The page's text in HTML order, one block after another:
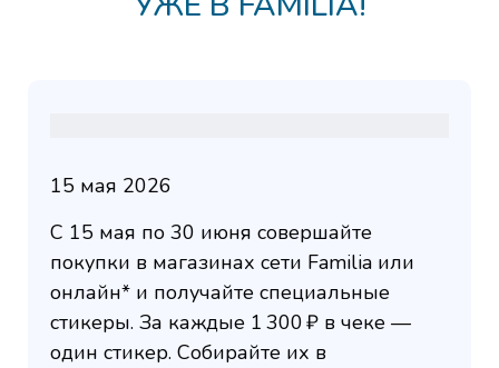
15 мая 2026
С 15 мая по 30 июня совершайте
покупки в магазинах сети Familia или
онлайн* и получайте специальные
стикеры. За каждые 1 300 ₽ в чеке —
один стикер. Собирайте их в